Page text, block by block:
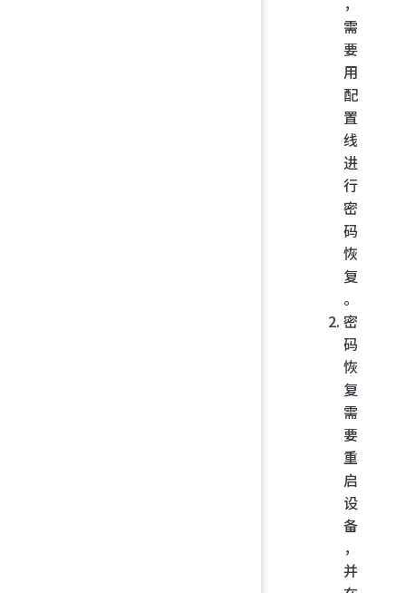
需
要
用
配
置
线
进
行
密
码
恢
复
。
密
码
恢
复
需
要
重
启
设
备
，
并